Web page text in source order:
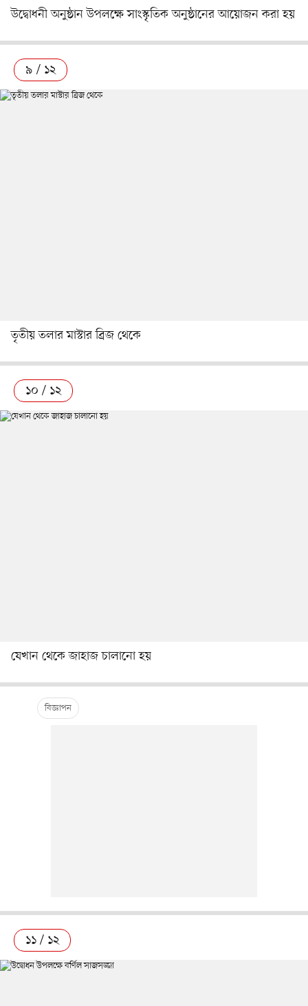
উদ্বোধনী অনুষ্ঠান উপলক্ষে সাংস্কৃতিক অনুষ্ঠানের আয়োজন করা হয়
৯ / ১২
তৃতীয় তলার মাস্টার ব্রিজ থেকে
১০ / ১২
যেখান থেকে জাহাজ চালানো হয়
১১ / ১২